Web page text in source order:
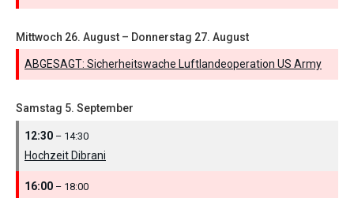
Mittwoch 26. August – Donnerstag 27. August
ABGESAGT: Sicherheitswache Luftlandeoperation US Army
Samstag 5. September
12:30 – 14:30
Hochzeit Dibrani
16:00 – 18:00